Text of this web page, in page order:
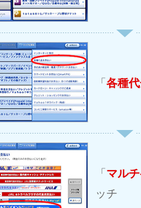
「 各種
「 マル
ッチ